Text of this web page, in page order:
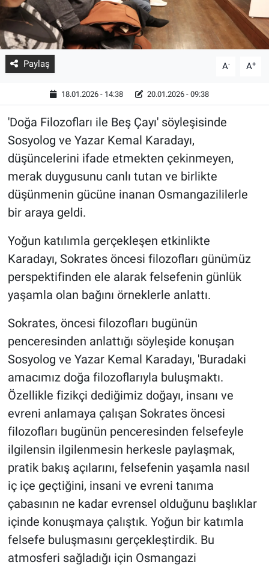
Paylaş A- A+
18.01.2026 - 14:38 20.01.2026 - 09:38
'Doğa Filozofları ile Beş Çayı' söyleşisinde
Sosyolog ve Yazar Kemal Karadayı,
düşüncelerini ifade etmekten çekinmeyen,
merak duygusunu canlı tutan ve birlikte
düşünmenin gücüne inanan Osmangazililerle
bir araya geldi.
Yoğun katılımla gerçekleşen etkinlikte
Karadayı, Sokrates öncesi filozofları günümüz
perspektifinden ele alarak felsefenin günlük
yaşamla olan bağını örneklerle anlattı.
Sokrates, öncesi filozofları bugünün
penceresinden anlattığı söyleşide konuşan
Sosyolog ve Yazar Kemal Karadayı, 'Buradaki
amacımız doğa filozoflarıyla buluşmaktı.
Özellikle fizikçi dediğimiz doğayı, insanı ve
evreni anlamaya çalışan Sokrates öncesi
filozofları bugünün penceresinden felsefeyle
ilgilensin ilgilenmesin herkesle paylaşmak,
pratik bakış açılarını, felsefenin yaşamla nasıl
iç içe geçtiğini, insani ve evreni tanıma
çabasının ne kadar evrensel olduğunu başlıklar
içinde konuşmaya çalıştık. Yoğun bir katımla
felsefe buluşmasını gerçekleştirdik. Bu
atmosferi sağladığı için Osmangazi